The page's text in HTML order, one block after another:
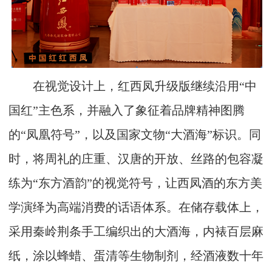
在视觉设计上，红西凤升级版继续沿用“中
国红”主色系，并融入了象征着品牌精神图腾
的“凤凰符号”，以及国家文物“大酒海”标识。同
时，将周礼的庄重、汉唐的开放、丝路的包容凝
练为“东方酒韵”的视觉符号，让西凤酒的东方美
学演绎为高端消费的话语体系。在储存载体上，
采用秦岭荆条手工编织出的大酒海，内裱百层麻
纸，涂以蜂蜡、蛋清等生物制剂，经酒液数十年